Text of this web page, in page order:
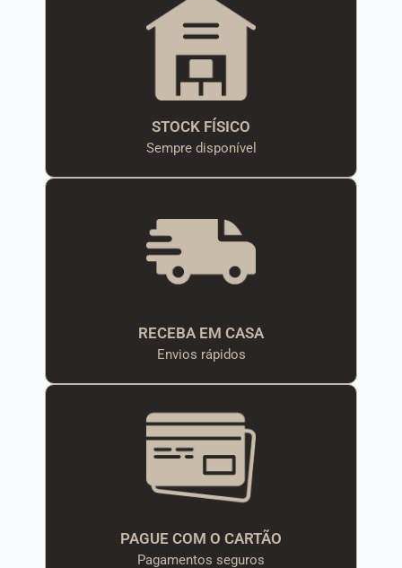
STOCK FÍSICO
Sempre disponível
RECEBA EM CASA
Envios rápidos
PAGUE COM O CARTÃO
Pagamentos seguros